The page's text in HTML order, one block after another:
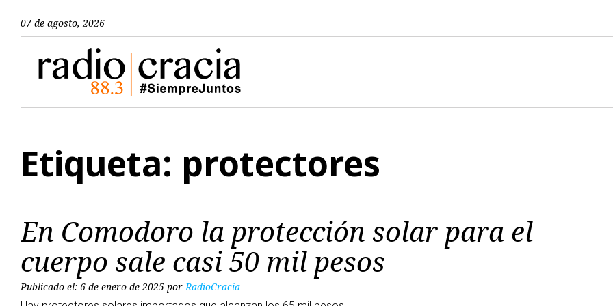
07 de agosto, 2026
Etiqueta: protectores
En Comodoro la protección solar para el
cuerpo sale casi 50 mil pesos
Publicado el: 6 de enero de 2025 porRadioCracia